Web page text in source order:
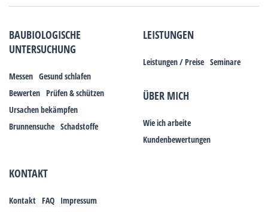
BAUBIOLOGISCHE
UNTERSUCHUNG
Messen Gesund schlafen
Bewerten Prüfen & schützen
Ursachen bekämpfen
Brunnensuche Schadstoffe
LEISTUNGEN
Leistungen / Preise Seminare
ÜBER MICH
Wie ich arbeite
Kundenbewertungen
KONTAKT
Kontakt FAQ Impressum